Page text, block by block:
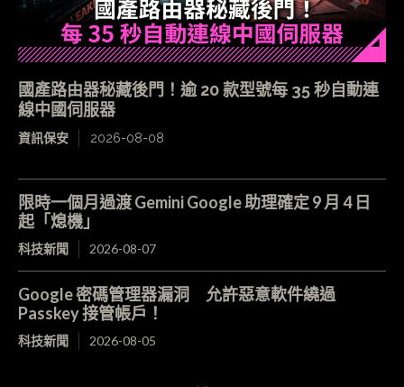
國產路由器秘藏後門！逾 20 款型號每 35 秒自動連
線中國伺服器
資訊保安 2026-08-08
限時一個月過渡 Gemini Google 助理確定 9 月 4 日
起「熄機」
科技新聞 2026-08-07
Google 密碼管理器漏洞 允許惡意軟件繞過
Passkey 接管帳戶！
科技新聞 2026-08-05